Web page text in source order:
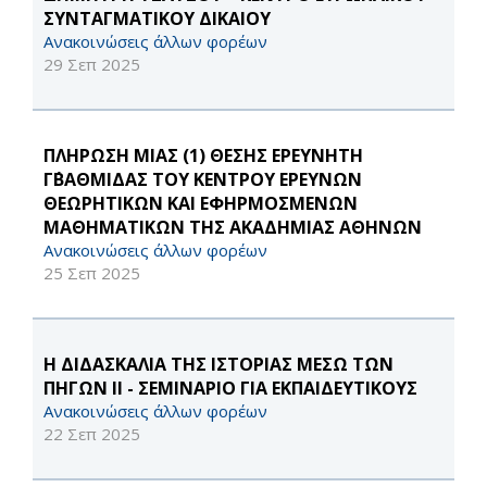
ΣΥΝΤΑΓΜΑΤΙΚΟΥ ΔΙΚΑΙΟΥ
Ανακοινώσεις άλλων φορέων
29 Σεπ 2025
ΠΛΗΡΩΣΗ ΜΙΑΣ (1) ΘΕΣΗΣ ΕΡΕΥΝΗΤΗ
Γ΄ΒΑΘΜΙΔΑΣ ΤΟΥ ΚΕΝΤΡΟΥ ΕΡΕΥΝΩΝ
ΘΕΩΡΗΤΙΚΩΝ ΚΑΙ ΕΦΗΡΜΟΣΜΕΝΩΝ
ΜΑΘΗΜΑΤΙΚΩΝ ΤΗΣ ΑΚΑΔΗΜΙΑΣ ΑΘΗΝΩΝ
Ανακοινώσεις άλλων φορέων
25 Σεπ 2025
Η ΔΙΔΑΣΚΑΛΙΑ ΤΗΣ ΙΣΤΟΡΙΑΣ ΜΕΣΩ ΤΩΝ
ΠΗΓΩΝ ΙΙ - ΣΕΜΙΝΑΡΙΟ ΓΙΑ ΕΚΠΑΙΔΕΥΤΙΚΟΥΣ
Ανακοινώσεις άλλων φορέων
22 Σεπ 2025